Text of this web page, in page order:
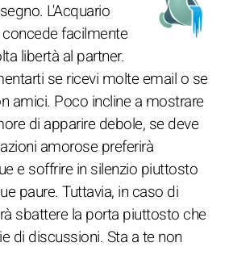
L'Acquario
facilmente
libertà al partner.
se ricevi molte email o se
amici. Poco incline a mostrare
di apparire debole, se deve
amorose preferirà
e soffrire in silenzio piuttosto
paure. Tuttavia, in caso di
sbattere la porta piuttosto che
di discussioni. Sta a te non